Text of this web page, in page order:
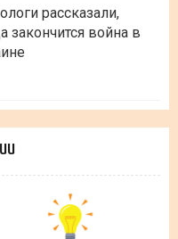
рассказали,
закончится война в